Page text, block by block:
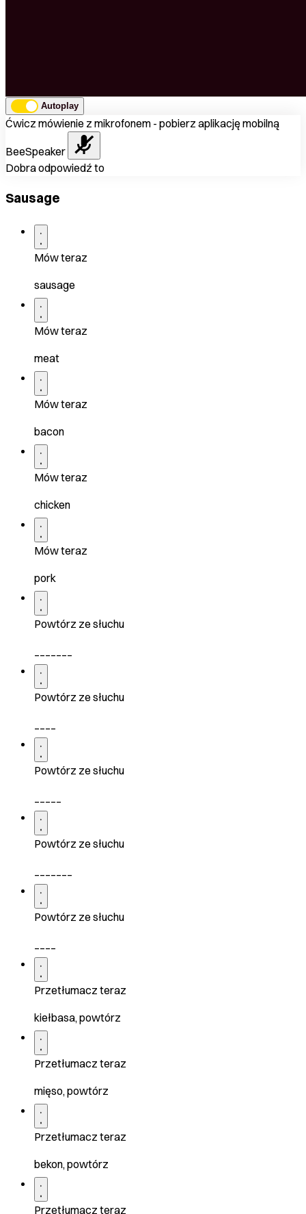
Autoplay
Ćwicz mówienie z mikrofonem - pobierz aplikację mobilną
BeeSpeaker
Dobra odpowiedź to
Sausage
Mów teraz
sausage
Mów teraz
meat
Mów teraz
bacon
Mów teraz
chicken
Mów teraz
pork
Powtórz ze słuchu
Powtórz ze słuchu
Powtórz ze słuchu
Powtórz ze słuchu
Powtórz ze słuchu
Przetłumacz teraz
kiełbasa, powtórz
Przetłumacz teraz
mięso, powtórz
Przetłumacz teraz
bekon, powtórz
Przetłumacz teraz